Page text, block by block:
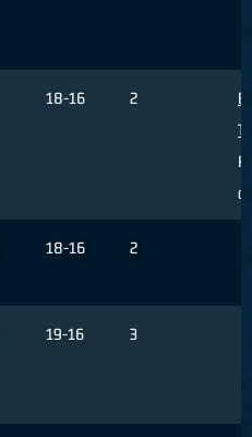
18-16 2
18-16 2
19-16 3